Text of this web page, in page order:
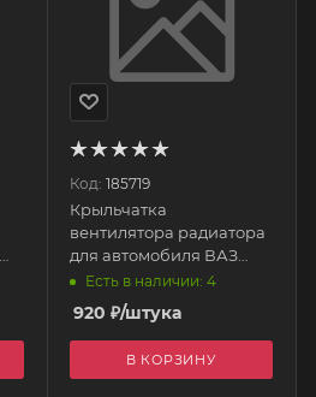
Код: 185719
Крыльчатка
вентилятора радиатора
для автомобиля ВАЗ
2190, 2192, DATSUN
(кондиционера) 2192-
1308010-63 АвтоВАЗ
Есть в наличии: 4
920 ₽/штука
В КОРЗИНУ